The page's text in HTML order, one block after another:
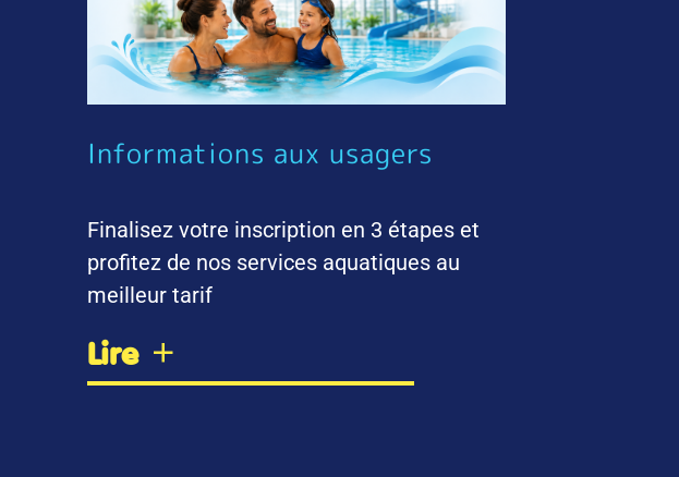
Informations aux usagers
Finalisez votre inscription en 3 étapes et
profitez de nos services aquatiques au
meilleur tarif
Lire